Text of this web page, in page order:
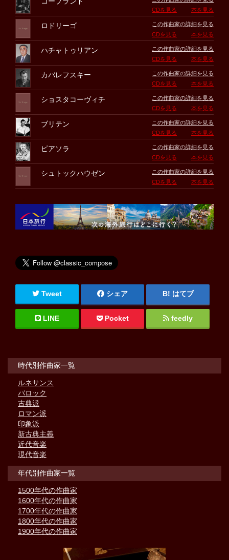
CDを見る
本を見る
ロドリーゴ
この作曲家の詳細を見る
CDを見る
本を見る
ハチャトゥリアン
この作曲家の詳細を見る
CDを見る
本を見る
カバレフスキー
この作曲家の詳細を見る
CDを見る
本を見る
ショスタコーヴィチ
この作曲家の詳細を見る
CDを見る
本を見る
ブリテン
この作曲家の詳細を見る
CDを見る
本を見る
ピアソラ
この作曲家の詳細を見る
CDを見る
本を見る
シュトックハウゼン
この作曲家の詳細を見る
CDを見る
本を見る
Tweet シェア はてブ
LINE Pocket feedly
時代別作曲家一覧
ルネサンス
バロック
古典派
ロマン派
印象派
新古典主義
近代音楽
現代音楽
年代別作曲家一覧
1500年代の作曲家
1600年代の作曲家
1700年代の作曲家
1800年代の作曲家
1900年代の作曲家